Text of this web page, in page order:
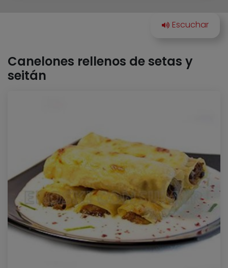
Canelones rellenos de setas y
seitán